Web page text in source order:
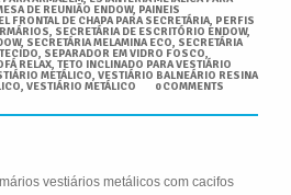
DE REUNIÃO ENDOW, PAINEIS
FRONTAL DE CHAPA PARA SECRETÁRIA, PERFIS
, SECRETÁRIA DE ESCRITÓRIO ENDOW,
, SECRETÁRIA MELAMINA ECO, SECRETÁRIA
, SEPARADOR EM VIDRO FOSCO,
RELAX, TETO INCLINADO PARA VESTIÁRIO
METÁLICO, VESTIÁRIO BALNEÁRIO RESINA
, VESTIÁRIO METÁLICO 0 COMMENTS
vestiários metálicos com cacifos